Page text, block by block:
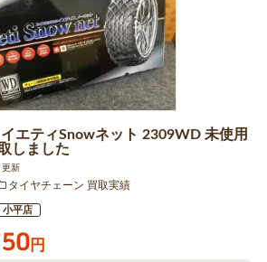
エティSnowネット 2309WD 未使用
しました
新
タイヤチェーン 買取実績
小平店
円